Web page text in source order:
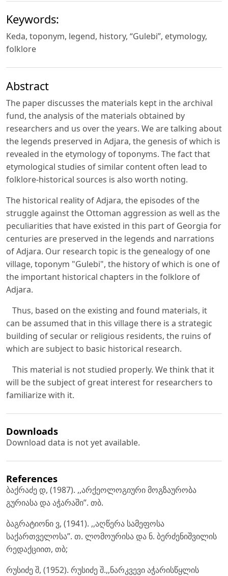
Keywords:
Keda, toponym, legend, history, “Gulebi”, etymology,
folklore
Abstract
The paper discusses the materials kept in the archival
fund, the analysis of the materials obtained by
researchers and us over the years. We are talking about
the legends preserved in Adjara, the genesis of which is
revealed in the etymology of toponyms. The fact that
etymological studies of similar content often lead to
folklore-historical sources is also worth noting.
The historical reality of Adjara, the episodes of the
struggle against the Ottoman aggression as well as the
peculiarities that have existed in this part of Georgia for
centuries are preserved in the legends and narrations
of Adjara. Our research topic is the genealogy of one
village, toponym "Gulebi", the history of which is one of
the important historical chapters in the folklore of
Adjara.
Thus, based on the existing and found materials, it
can be assumed that in this village there is a strategic
building of secular or religious residents, the ruins of
which are subject to basic historical research.
This material is not studied properly. We think that it
will be the subject of great interest for researchers to
familiarize with it.
Downloads
Download data is not yet available.
References
ბაქრაძე დ, (1987). ,,არქეოლოგიური მოგზაურობა
გურიასა და აჭარაში”. თბ.
ბაგრატიონი ვ, (1941). ,,აღწერა სამეფოსა
საქართველოსა”. თ. ლომოურისა და ნ. ბერძენიშვილის
რედაქციით, თბ;
რუსიძე შ, (1952). რუსიძე შ.,,ნარკვევი აჭარისწყლის